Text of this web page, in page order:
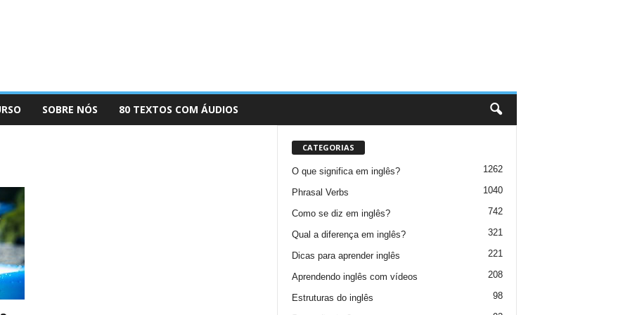
SOBRE NÓS 80 TEXTOS COM ÁUDIOS
CATEGORIAS
O que significa em inglês? 1262
Phrasal Verbs 1040
Como se diz em inglês? 742
Qual a diferença em inglês? 321
Dicas para aprender inglês 221
Aprendendo inglês com vídeos 208
Estruturas do inglês 98